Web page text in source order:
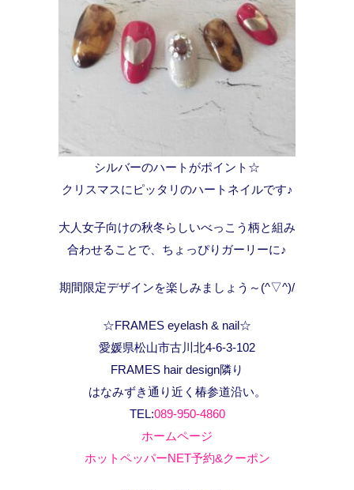
シルバーのハートがポイント☆
クリスマスにピッタリのハートネイルです♪
大人女子向けの秋冬らしいべっこう柄と組み
合わせることで、ちょっぴりガーリーに♪
期間限定デザインを楽しみましょう～(^▽^)/
☆FRAMES eyelash & nail☆
愛媛県松山市古川北4-6-3-102
FRAMES hair design隣り
はなみずき通り近く椿参道沿い。
TEL:089-950-4860
ホームページ
ホットペッパーNET予約&クーポン